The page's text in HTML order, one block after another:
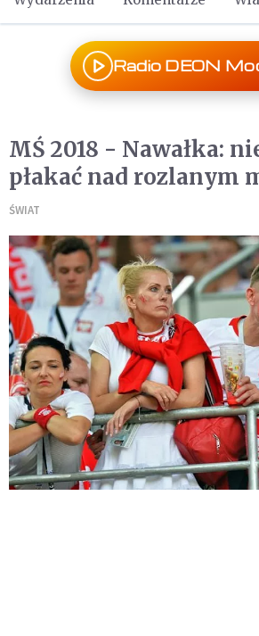
Radio DEON
MŚ 2018 - Nawałka:
płakać nad rozlanym
ŚWIAT